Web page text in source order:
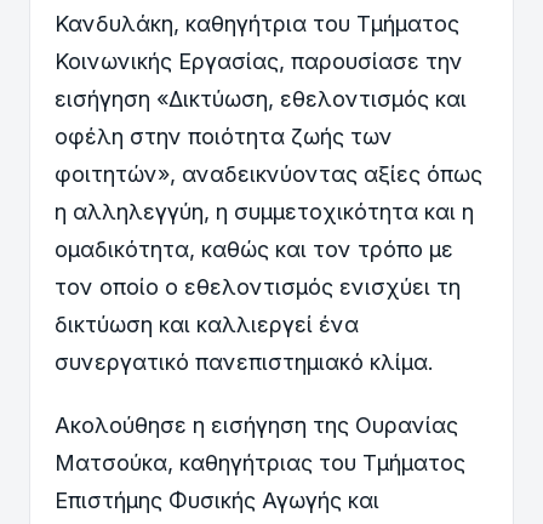
Κανδυλάκη, καθηγήτρια του Τμήματος
Κοινωνικής Εργασίας, παρουσίασε την
εισήγηση «Δικτύωση, εθελοντισμός και
οφέλη στην ποιότητα ζωής των
φοιτητών», αναδεικνύοντας αξίες όπως
η αλληλεγγύη, η συμμετοχικότητα και η
ομαδικότητα, καθώς και τον τρόπο με
τον οποίο ο εθελοντισμός ενισχύει τη
δικτύωση και καλλιεργεί ένα
συνεργατικό πανεπιστημιακό κλίμα.
Ακολούθησε η εισήγηση της Ουρανίας
Ματσούκα, καθηγήτριας του Τμήματος
Επιστήμης Φυσικής Αγωγής και